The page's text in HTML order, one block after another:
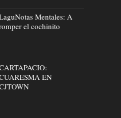
Mentales: A
el cochinito
EN